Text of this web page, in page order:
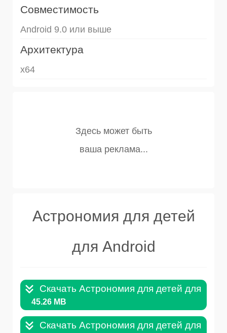
Совместимость
Android 9.0 или выше
Архитектура
x64
Астрономия для детей
для Android
Скачать Астрономия для детей для
45.26 MB
Скачать Астрономия для детей для